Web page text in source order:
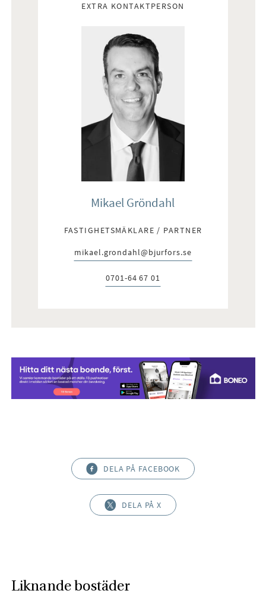
EXTRA KONTAKTPERSON
Mikael Gröndahl
FASTIGHETSMÄKLARE / PARTNER
E-post:
mikael.grondahl@bjurfors.se
Telefon:
0701-64 67 01
DELA PÅ FACEBOOK
DELA PÅ X
Liknande bostäder